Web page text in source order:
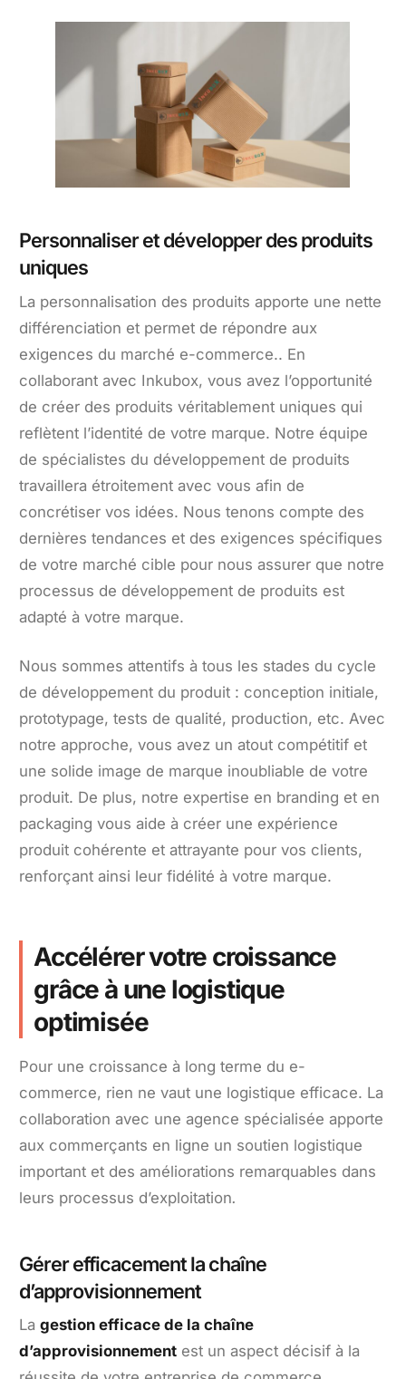
Personnaliser et développer des produits
uniques
La personnalisation des produits apporte une nette
différenciation et permet de répondre aux
exigences du marché e-commerce.. En
collaborant avec Inkubox, vous avez l’opportunité
de créer des produits véritablement uniques qui
reflètent l’identité de votre marque. Notre équipe
de spécialistes du développement de produits
travaillera étroitement avec vous afin de
concrétiser vos idées. Nous tenons compte des
dernières tendances et des exigences spécifiques
de votre marché cible pour nous assurer que notre
processus de développement de produits est
adapté à votre marque.
Nous sommes attentifs à tous les stades du cycle
de développement du produit : conception initiale,
prototypage, tests de qualité, production, etc. Avec
notre approche, vous avez un atout compétitif et
une solide image de marque inoubliable de votre
produit. De plus, notre expertise en branding et en
packaging vous aide à créer une expérience
produit cohérente et attrayante pour vos clients,
renforçant ainsi leur fidélité à votre marque.
Accélérer votre croissance
grâce à une logistique
optimisée
Pour une croissance à long terme du e-
commerce, rien ne vaut une logistique efficace. La
collaboration avec une agence spécialisée apporte
aux commerçants en ligne un soutien logistique
important et des améliorations remarquables dans
leurs processus d’exploitation.
Gérer efficacement la chaîne
d’approvisionnement
Lagestion efficace de la chaîne
d’approvisionnement est un aspect décisif à la